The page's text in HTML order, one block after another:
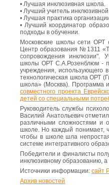
• Лучшая инклюзивная школа.
• Лучший учитель
• Лучшая практика
• Лучший координатор
подходы в обучении.
Московские школы сети ОРТ
Центр образования №1311
сопровождения инклюзии".
школы ОРТ С.А.Розенблюм -
учреждения, использующего
технологическая школа ОРТ
школа» (Москва). Программа
совместного проекта
детей со специальными
Руководитель службы
Василий Анатольевич
различными сложностями и
школе. Но каждый понимает,
чтобы в школе шла
системе интегративного
Победители и финалисты
инклюзивному образованию,
Источники информации: сайт
Архив новостей